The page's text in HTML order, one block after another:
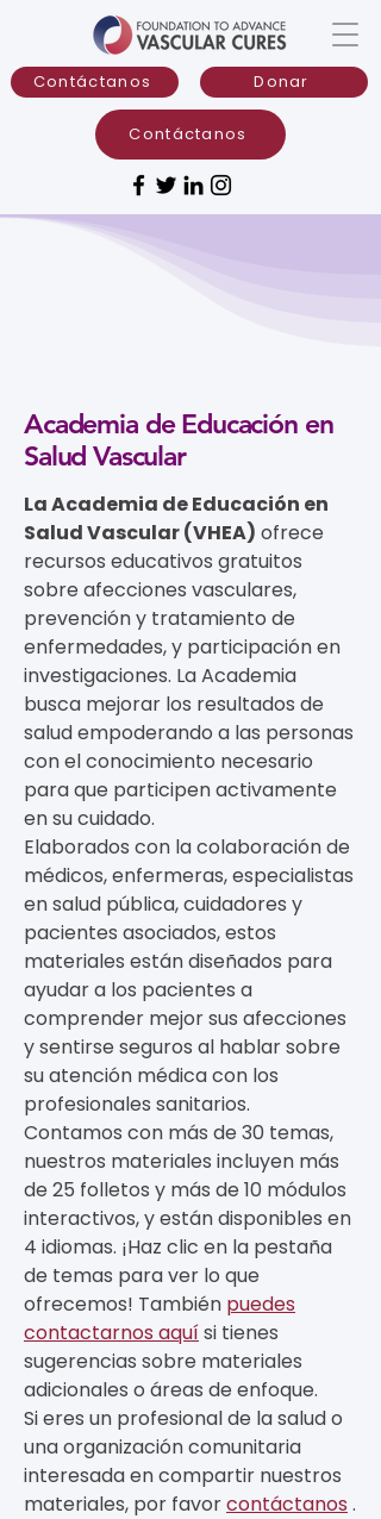
Donar
Contáctanos
Contáctanos
Academia de Educación en
Salud Vascular
La Academia de Educación en
Salud Vascular (VHEA) ofrece
recursos educativos gratuitos
sobre afecciones vasculares,
prevención y tratamiento de
enfermedades, y participación en
investigaciones. La Academia
busca mejorar los resultados de
salud empoderando a las personas
con el conocimiento necesario
para que participen activamente
en su cuidado.
Elaborados con la colaboración de
médicos, enfermeras, especialistas
en salud pública, cuidadores y
pacientes asociados, estos
materiales están diseñados para
ayudar a los pacientes a
comprender mejor sus afecciones
y sentirse seguros al hablar sobre
su atención médica con los
profesionales sanitarios.
Contamos con más de 30 temas,
nuestros materiales incluyen más
de 25 folletos y más de 10 módulos
interactivos, y están disponibles en
4 idiomas. ¡Haz clic en la pestaña
de temas para ver lo que
ofrecemos! También puedes
contactarnos aquísi tienes
sugerencias sobre materiales
adicionales o áreas de enfoque.
Si eres un profesional de la salud o
una organización comunitaria
interesada en compartir nuestros
materiales, por favorcontáctanos .